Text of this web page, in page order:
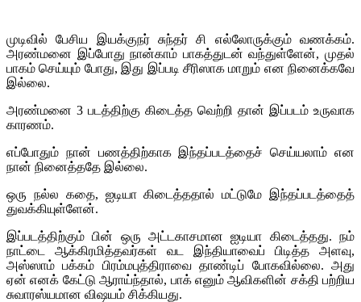
முடிவில் பேசிய இயக்குநர் சுந்தர் சி எல்லோருக்கும் வணக்கம்.
அரண்மனை இப்போது நான்காம் பாகத்துடன் வந்துள்ளேன், முதல்
பாகம் செய்யும் போது, இது இப்படி சீரிஸாக மாறும் என நினைக்கவே
இல்லை.
அரண்மனை 3 படத்திற்கு கிடைத்த வெற்றி தான் இப்படம் உருவாக
காரணம்.
எப்போதும் நான் பணத்திற்காக இந்தப்படத்தைச் செய்யலாம் என
நான் நினைத்ததே இல்லை.
ஒரு நல்ல கதை, ஐடியா கிடைத்ததால் மட்டுமே இந்தப்படத்தைத்
துவக்கியுள்ளேன்.
இப்படத்திற்கும் பின் ஒரு அட்டகாசமான ஐடியா கிடைத்தது. நம்
நாட்டை ஆக்கிரமித்தவர்கள் வட இந்தியாவைப் பிடித்த அளவு,
அஸ்ஸாம் பக்கம் பிரம்மபுத்திராவை தாண்டிப் போகவில்லை. அது
ஏன் எனக் கேட்டு ஆராய்ந்தால், பாக் எனும் ஆவிகளின் சக்தி பற்றிய
சுவாரஸ்யமான விஷயம் சிக்கியது.